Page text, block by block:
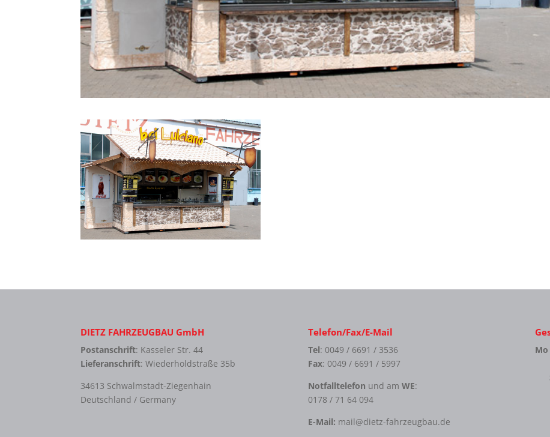
DIETZ FAHRZEUGBAU GmbH
Postanschrift: Kasseler Str. 44
Lieferanschrift: Wiederholdstraße 35b
34613 Schwalmstadt-Ziegenhain
Deutschland / Germany
Telefon/Fax/E-Mail
Tel: 0049 / 6691 / 3536
Fax: 0049 / 6691 / 5997
Notfalltelefon und am WE:
0178 / 71 64 094
E-Mail: mail@dietz-fahrzeugbau.de
Mo